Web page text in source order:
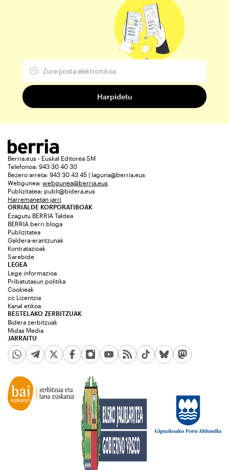
Berria.eus - Euskal Editorea SM
Telefonoa: 943 30 40 30
Bezero arreta: 943 30 43 45 | laguna@berria.eus
Webgunea: webgunea@berria.eus
Publizitatea: publi@bidera.eus
Harremanetan jarri
ORRIALDE KORPORATIBOAK
Ezagutu BERRIA Taldea
BERRIA berri bloga
Publizitatea
Galdera-erantzunak
Kontratazioak
Sarebide
JARRAITU
LEGEA
Lege informazioa
Pribatutasun politika
Cookieak
cc Lizentzia
Kanal etikoa
BESTELAKO ZERBITZUAK
Bidera zerbitzuak
Midas Media